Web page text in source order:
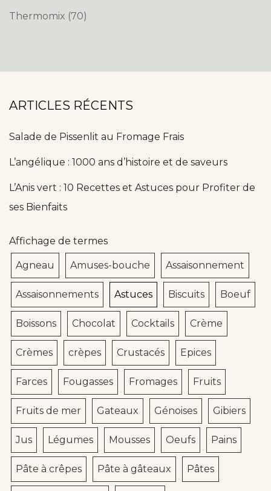
Thermomix (70)
ARTICLES RÉCENTS
Salade de Pissenlit au Fromage Frais
L’angélique : 1000 ans d’histoire et de saveurs
L’Anis vert : 10 Recettes et Astuces pour Profiter de
ses Bienfaits
Affichage de termes
Agneau Amuses-bouche Assaisonnement
Assaisonnements Astuces Biscuits Boeuf
Boissons Chocolat Cocktails Crème
Crèmes crèpes Crustacés Epices
Farces Fougasses Fromages Fruits
Fruits de mer Gateaux Génoises Gibiers
Jus Légumes Mousses Oeufs Pains
Pâte à crêpes Pâte à gâteaux Pâtes